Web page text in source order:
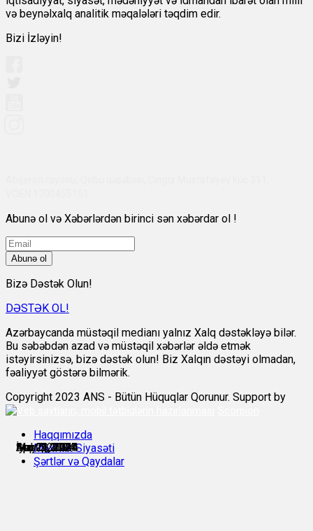
Mart 1, 2024
Apr 2, 2024
Apr 29, 2024
May 2, 2024
İyul 11, 2024
Sep 5, 2024
və beynəlxalq analitik məqalələri təqdim edir.
Bizi İzləyin!
Abunə ol və Xəbərlərdən birinci sən xəbərdar ol !
Abunə ol
Bizə Dəstək Olun!
DƏSTƏK OL!
Azərbaycanda müstəqil medianı yalnız Xalq dəstəkləyə bilər.
Bu səbəbdən azad və müstəqil xəbərlər əldə etmək
istəyirsinizsə, bizə dəstək olun! Biz Xalqın dəstəyi olmadan,
fəaliyyət göstərə bilmərik.
Copyright 2023 ANS - Bütün Hüquqlar Qorunur. Support by
Haqqımızda
Məxfilik Siyasəti
Şərtlər və Qaydalar